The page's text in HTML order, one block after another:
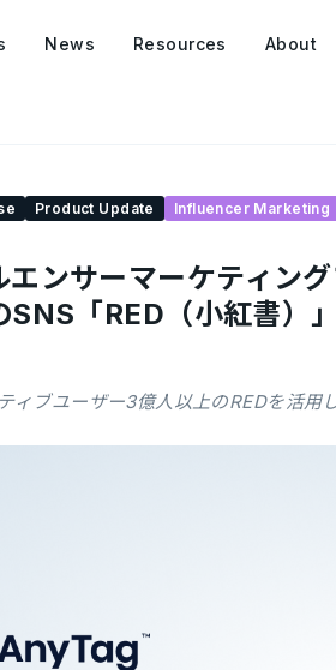
News Resources About
Product Update Influencer Marketing
エンサーマーケティン
SNS「RED（小紅書）
ィブユーザー3億人以上のREDを活